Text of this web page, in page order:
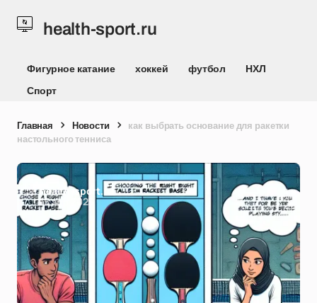
health-sport.ru
Фигурное катание хоккей футбол
НХЛ
Спорт
Главная Новости
как выбрать основание для ракетки
настольного тенниса
health-sport.ru
15 апр 2025